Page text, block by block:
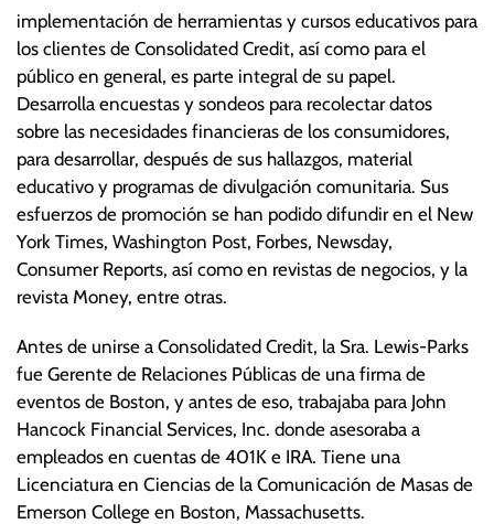
implementación de herramientas y cursos educativos para
los clientes de Consolidated Credit, así como para el
público en general, es parte integral de su papel.
Desarrolla encuestas y sondeos para recolectar datos
sobre las necesidades financieras de los consumidores,
para desarrollar, después de sus hallazgos, material
educativo y programas de divulgación comunitaria. Sus
esfuerzos de promoción se han podido difundir en el New
York Times, Washington Post, Forbes, Newsday,
Consumer Reports, así como en revistas de negocios, y la
revista Money, entre otras.
Antes de unirse a Consolidated Credit, la Sra. Lewis-Parks
fue Gerente de Relaciones Públicas de una firma de
eventos de Boston, y antes de eso, trabajaba para John
Hancock Financial Services, Inc. donde asesoraba a
empleados en cuentas de 401K e IRA. Tiene una
Licenciatura en Ciencias de la Comunicación de Masas de
Emerson College en Boston, Massachusetts.